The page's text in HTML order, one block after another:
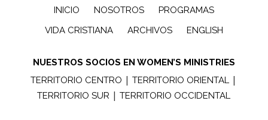
INICIO NOSOTROS
PROGRAMAS
VIDA CRISTIANA
ARCHIVOS ENGLISH
NUESTROS SOCIOS EN WOMEN’S MINISTRIES
TERRITORIO CENTRO |TERRITORIO ORIENTAL |
TERRITORIO SUR |TERRITORIO OCCIDENTAL